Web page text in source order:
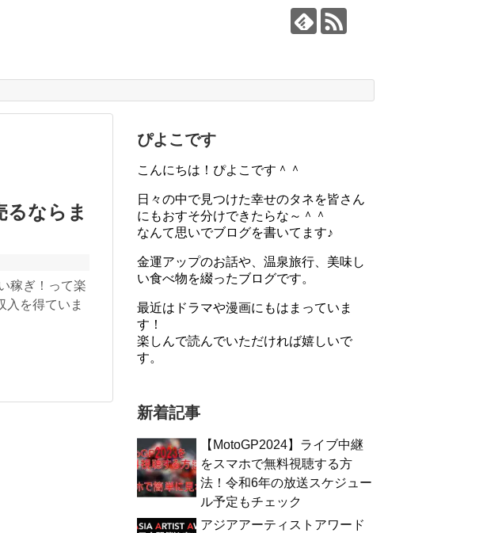
ならま
稼ぎ！って楽
入を得ていま
ぴよこです
こんにちは！ぴよこです＾＾
日々の中で見つけた幸せのタネを皆さん
にもおすそ分けできたらな～＾＾
なんて思いでブログを書いてます♪
金運アップのお話や、温泉旅行、美味し
い食べ物を綴ったブログです。
最近はドラマや漫画にもはまっていま
す！
楽しんで読んでいただければ嬉しいで
す。
新着記事
【MotoGP2024】ライブ中継
をスマホで無料視聴する方
法！令和6年の放送スケジュー
ル予定もチェック
アジアアーティストアワード